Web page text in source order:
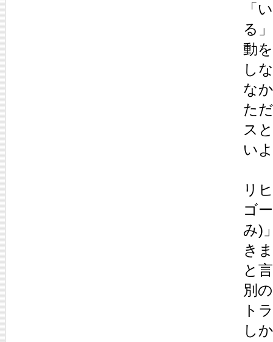
「
る
動
し
な
た
ス
い
リ
ゴ
み)
き
と
別
ト
し